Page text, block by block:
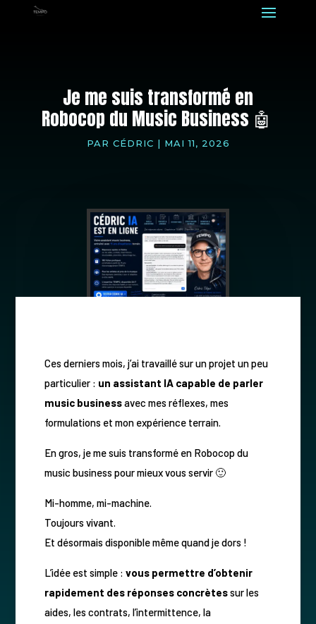
Je me suis transformé en
Robocop du Music Business 🤖
PAR CÉDRIC | MAI 11, 2026
Ces derniers mois, j’ai travaillé sur un projet un peu
particulier : un assistant IA capable de parler
music businessavec mes réflexes, mes
formulations et mon expérience terrain.
En gros, je me suis transformé en Robocop du
music business pour mieux vous servir 🙂
Mi-homme, mi-machine.
Toujours vivant.
Et désormais disponible même quand je dors !
L’idée est simple : vous permettre d’obtenir
rapidement des réponses concrètessur les
aides, les contrats, l’intermittence, la